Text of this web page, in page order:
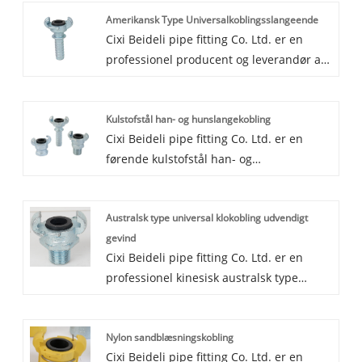
Amerikansk Type Universalkoblingsslangeende
Cixi Beideli pipe fitting Co. Ltd. er en
professionel producent og leverandør af
specialiseret i slangekobling og
slangeklemme i 20 år. Vi har et støberi og
et forarbejdningsanlæg. Så vores
partner i Kina.
Kulstofstål han- og hunslangekobling
Cixi Beideli pipe fitting Co. Ltd. er en
førende kulstofstål han- og
fremstillet i materiale kulstofstål med
perfekt kvalitet og god pris, så vores
kulstofstål han- og hunslangekoblinger er
blevet tilfreds af mange kunder.
Australsk type universal klokobling udvendigt
gevind
Cixi Beideli pipe fitting Co. Ltd. er en
professionel kinesisk australsk type
laver australsk type universal klokobling
hangevind i mere end 20 år og leverer til
Nylon sandblæsningskobling
Cixi Beideli pipe fitting Co. Ltd. er en